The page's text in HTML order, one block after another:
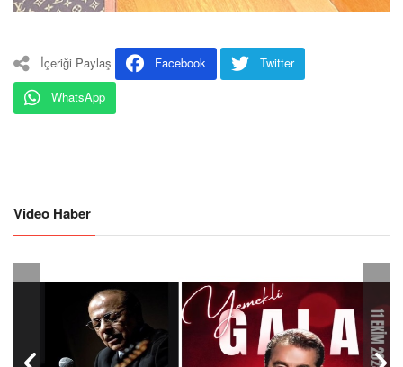
İçeriği Paylaş Facebook
Twitter
WhatsApp
Video Haber